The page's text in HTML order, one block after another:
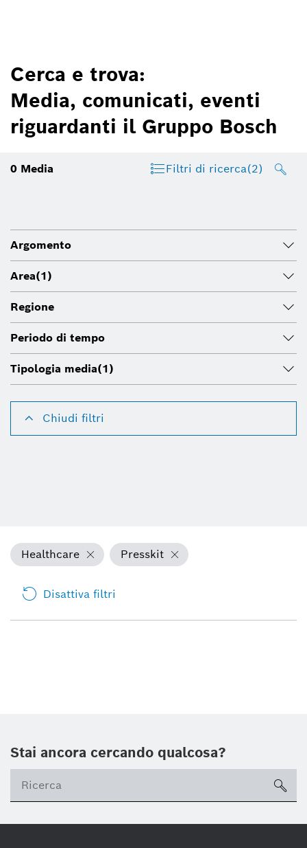
Cerca e trova:
Media, comunicati, eventi
riguardanti il Gruppo Bosch
0 Media Filtri di ricerca(2)
Argomento
Area(1)
Regione
Periodo di tempo
Tipologia media(1)
Chiudi filtri
Healthcare Presskit
Disattiva filtri
Stai ancora cercando qualcosa?